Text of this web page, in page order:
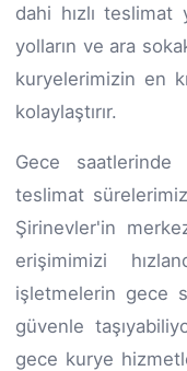
dahi hızlı teslimat
yolların ve ara
kuryelerimizin en
kolaylaştırır.
Gece saatlerinde
teslimat
Şirinevler'in
erişimimizi
işletmelerin gece
güvenle
gece kurye